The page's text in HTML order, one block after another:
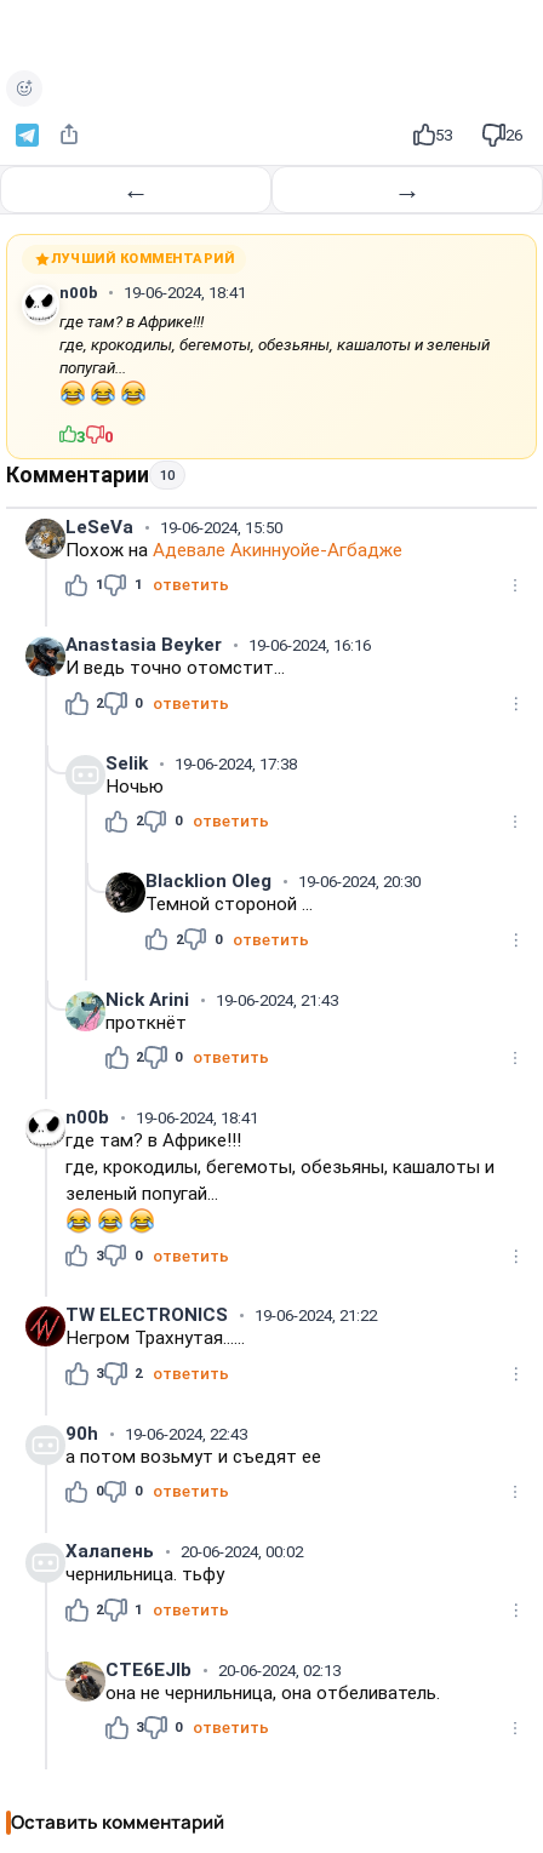
и
53 26
← →
ЛУЧШИЙ КОММЕНТАРИЙ
n00b
19-06-2024, 18:41
где там? в Африке!!!
где, крокодилы, бегемоты, обезьяны, кашалоты и зеленый
попугай...
3 0
Комментарии 10
LeSeVa 19-06-2024, 15:50
Похож наАдевале Акиннуойе-Агбадже
1 1 ответить
Anastasia Beyker 19-06-2024, 16:16
И ведь точно отомстит...
2 0 ответить
Selik 19-06-2024, 17:38
Ночью
2 0 ответить
Blacklion Oleg 19-06-2024, 20:30
Темной стороной ...
2 0 ответить
Nick Arini 19-06-2024, 21:43
проткнёт
2 0 ответить
n00b 19-06-2024, 18:41
где там? в Африке!!!
где, крокодилы, бегемоты, обезьяны, кашалоты и
зеленый попугай...
3 0 ответить
TW ELECTRONICS 19-06-2024, 21:22
Негром Трахнутая......
3 2 ответить
90h 19-06-2024, 22:43
а потом возьмут и съедят ее
0 0 ответить
Халапень 20-06-2024, 00:02
чернильница. тьфу
2 1 ответить
CTE6EJIb 20-06-2024, 02:13
она не чернильница, она отбеливатель.
3 0 ответить
Оставить комментарий